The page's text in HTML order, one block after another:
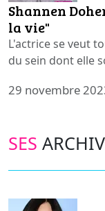
Shannen
la vie"
L'actrice se veut
du sein dont elle
29 novembre
SES